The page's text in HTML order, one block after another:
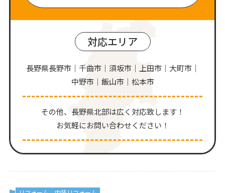
対応エリア
長野県長野市｜千曲市｜須坂市｜上田市｜大町市｜
中野市｜飯山市｜松本市
その他、⻑野県北部は広く対応致します！
お気軽にお問い合わせください！